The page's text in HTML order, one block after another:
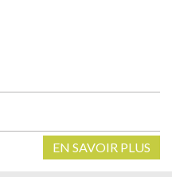
EN SAVOIR PLUS